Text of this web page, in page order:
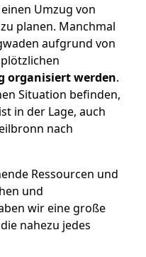
Umzug von
planen. Manchmal
aufgrund von
organisiert werden.
Situation befinden,
in der Lage, auch
nach
Ressourcen und
und
wir eine große
nahezu jedes